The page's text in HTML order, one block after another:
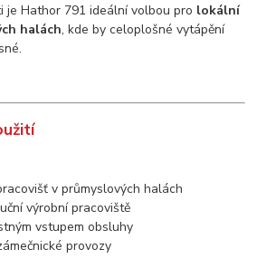
je Hathor 791 ideální volbou pro lokální
halách, kde by celoplošné vytápění
v průmyslových halách
výrobní pracoviště
vstupem obsluhy
provozy